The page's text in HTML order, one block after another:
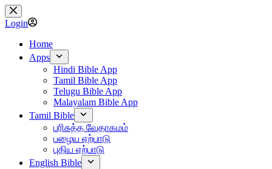
Skip
to
content
Login
Home
Apps
Hindi Bible App
Tamil Bible App
Telugu Bible App
Malayalam Bible App
Tamil Bible
பரிசுத்த வேதாகமம்
பழைய ஏற்பாடு
புதிய ஏற்பாடு
English Bible